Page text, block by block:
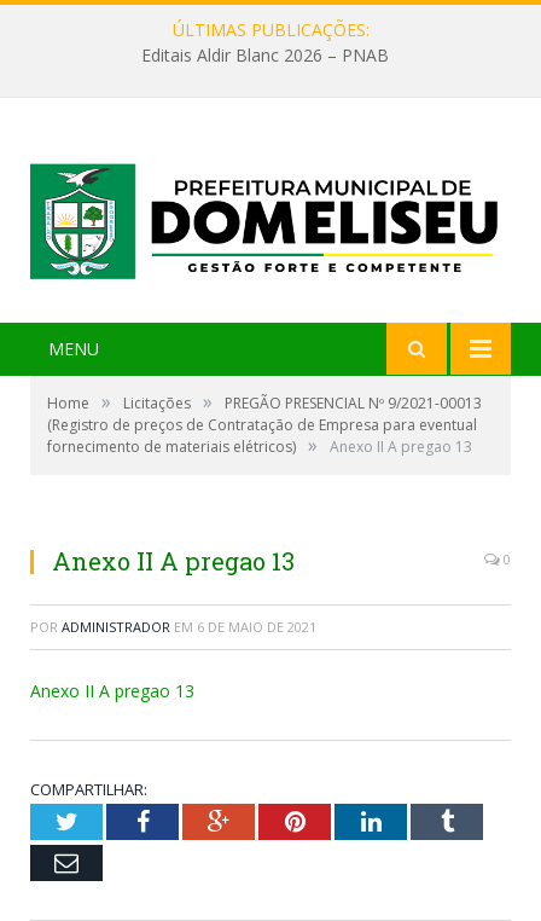
ÚLTIMAS PUBLICAÇÕES:
Editais Aldir Blanc 2026 – PNAB
MENU
Home » Licitações »
PREGÃO PRESENCIAL Nº 9/2021-00013
(Registro de preços de Contratação de Empresa para eventual
fornecimento de materiais elétricos) » Anexo II A pregao 13
Anexo II A pregao 13 0
POR ADMINISTRADOR EM 6 DE MAIO DE 2021
Anexo II A pregao 13
COMPARTILHAR:
TwitterFacebookGoogle+PinterestLinkedInTumblr
Email